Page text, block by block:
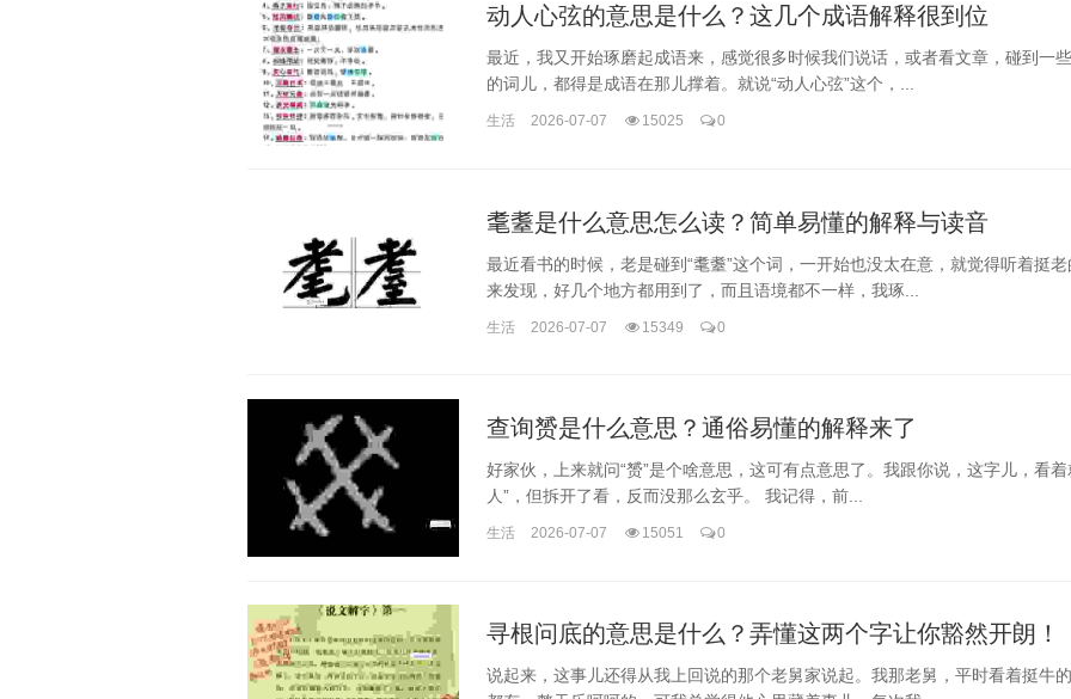
动人心弦的意思是什么？这几个成语解释很到位
最近，我又开始琢磨起成语来，感觉很多时候我们说话，或者看文章，碰到一
的词儿，都得是成语在那儿撑着。就说“动人心弦”这个，...
生活 2026-07-07 15025 0
耄耋是什么意思怎么读？简单易懂的解释与读音
最近看书的时候，老是碰到“耄耋”这个词，一开始也没太在意，就觉得听着挺
来发现，好几个地方都用到了，而且语境都不一样，我琢...
生活 2026-07-07 15349 0
查询赟是什么意思？通俗易懂的解释来了
好家伙，上来就问“赟”是个啥意思，这可有点意思了。我跟你说，这字儿，看着
人”，但拆开了看，反而没那么玄乎。 我记得，前...
生活 2026-07-07 15051 0
寻根问底的意思是什么？弄懂这两个字让你豁然开朗！
说起来，这事儿还得从我上回说的那个老舅家说起。我那老舅，平时看着挺牛